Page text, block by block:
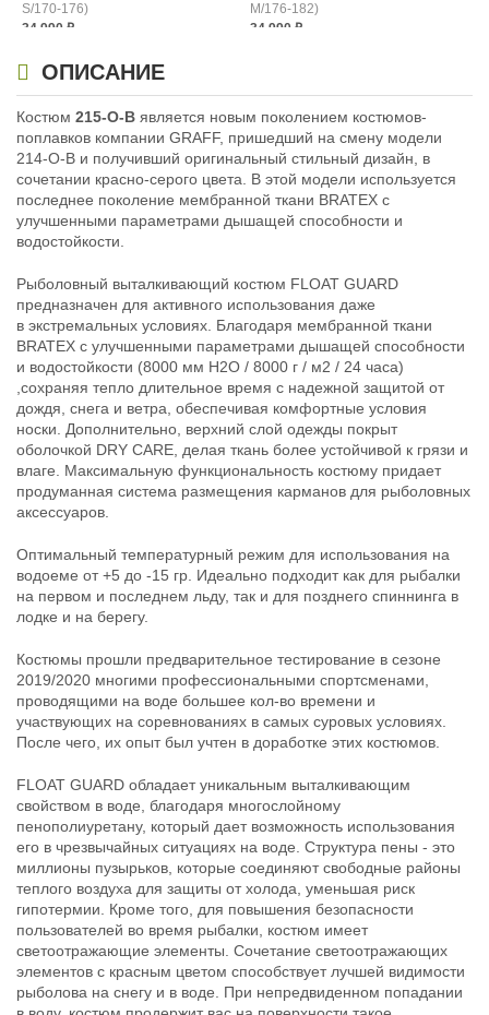
S/170-176)
34 990 ₽
Предельный вес плавучести:
65 - 80 кг
Нет в наличии
M/176-182)
34 990 ₽
Нет в наличии
Костюм-поплавок рыболовный
Graff Float Guard 215-O-B (размер-
M/182-188)
Размер: M
Предельный вес плавучести:
65 - 80 кг
Рост: 182-188
Нет в наличии
Костюм-поплавок рыболовный
Graff Float Guard 215-O-B (размер-
L/182-188)
34 990
₽
Размер: L
Предельный вес плавучести:
65 - 80 кг
Рост:182-188
Нет в наличии
Костюм-поплавок рыболовный
XL/176-182)
34 990₽
Размер: XL
Предельный вес плавучести:
65 - 80 кг
Нет в наличии
XXL/176-182)
34 990 ₽
Размер: 2XL
Предельный вес плавучести:
65 - 80 кг
Костюм-поплавок рыболовный
Graff Float Guard 215-O-B (размер-
XXL/182-188)
Костюм-поплавок рыболовный
Graff Float Guard 215-O-B (размер-
XXXL/176-182)
ОПИСАНИЕ
Костюм 215-О-В является новым поколением костюмов-
поплавков компании GRAFF, пришедший на смену модели
214-О-В и получивший оригинальный стильный дизайн, в
сочетании красно-серого цвета. В этой модели используется
последнее поколение мембранной ткани BRATEX с
улучшенными параметрами дышащей способности и
водостойкости.
Рыболовный выталкивающий костюм FLOAT GUARD
предназначен для активного использования даже
в экстремальных условиях. Благодаря мембранной ткани
BRATEX с улучшенными параметрами дышащей способности
и водостойкости (8000 мм H2O / 8000 г / м2 / 24 часа)
,сохраняя тепло длительное время с надежной защитой от
дождя, снега и ветра, обеспечивая комфортные условия
носки. Дополнительно, верхний слой одежды покрыт
оболочкой DRY CARE, делая ткань более устойчивой к грязи и
влаге. Максимальную функциональность костюму придает
продуманная система размещения карманов для рыболовных
аксессуаров.
Оптимальный температурный режим для использования на
водоеме от +5 до -15 гр. Идеально подходит как для рыбалки
на первом и последнем льду, так и для позднего спиннинга в
лодке и на берегу.
Костюмы прошли предварительное тестирование в сезоне
2019/2020 многими профессиональными спортсменами,
проводящими на воде большее кол-во времени и
участвующих на соревнованиях в самых суровых условиях.
После чего, их опыт был учтен в доработке этих костюмов.
FLOAT GUARD обладает уникальным выталкивающим
свойством в воде, благодаря многослойному
пенополиуретану, который дает возможность использования
его в чрезвычайных ситуациях на воде. Структура пены - это
миллионы пузырьков, которые соединяют свободные районы
теплого воздуха для защиты от холода, уменьшая риск
гипотермии. Кроме того, для повышения безопасности
пользователей во время рыбалки, костюм имеет
светоотражающие элементы. Сочетание светоотражающих
элементов с красным цветом способствует лучшей видимости
рыболова на снегу и в воде. При непредвиденном попадании